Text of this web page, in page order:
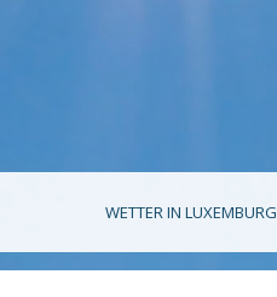
WETTER IN LUXEMBURG